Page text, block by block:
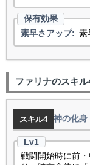
素早さアップ: 素
ファリナのスキル
スキル4 神の化身
戦闘開始時に前